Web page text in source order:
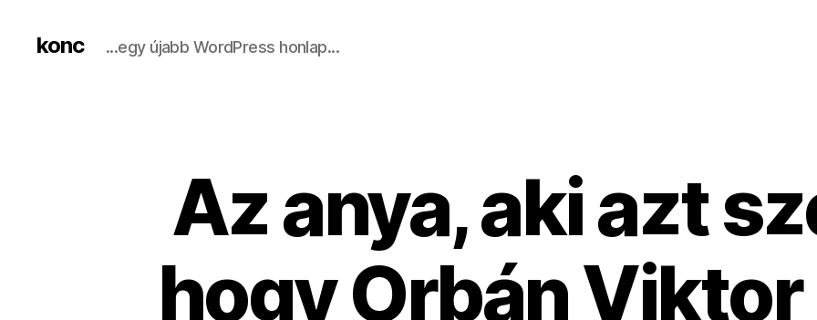
konc ...egy újabb WordPress honlap...
​Az anya, aki azt
hogy Orbán